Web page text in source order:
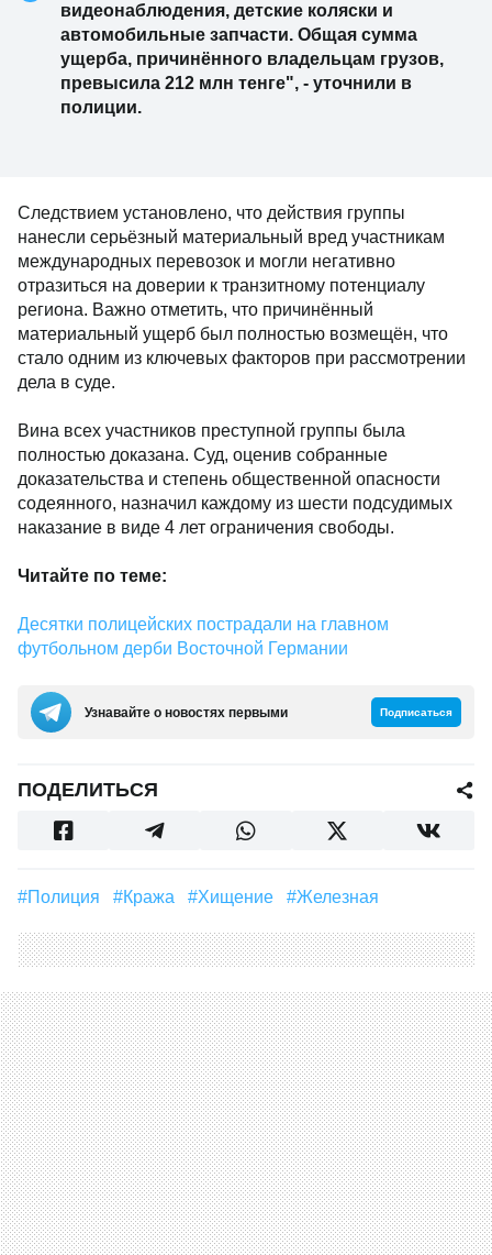
видеонаблюдения, детские коляски и
автомобильные запчасти. Общая сумма
ущерба, причинённого владельцам грузов,
превысила 212 млн тенге", - уточнили в
полиции.
Следствием установлено, что действия группы
нанесли серьёзный материальный вред участникам
международных перевозок и могли негативно
отразиться на доверии к транзитному потенциалу
региона. Важно отметить, что причинённый
материальный ущерб был полностью возмещён, что
стало одним из ключевых факторов при рассмотрении
дела в суде.
Вина всех участников преступной группы была
полностью доказана. Суд, оценив собранные
доказательства и степень общественной опасности
содеянного, назначил каждому из шести подсудимых
наказание в виде 4 лет ограничения свободы.
Читайте по теме:
Десятки полицейских пострадали на главном
футбольном дерби Восточной Германии
Узнавайте о новостях первыми Подписаться
ПОДЕЛИТЬСЯ
#полиция #кража #хищение #железная